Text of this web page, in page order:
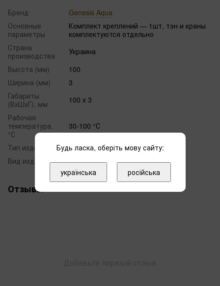
Бренд
Genesis Aqua
Основные
параметры
Комплект креплений — 1шт, тэн и краны
комплектуются отдельно
Страна
производства
Украина
Высота (мм)
100
Ширина (мм)
3
Габариты
(ВхШхГ), мм
100 х 3
Рабочая
температура,
°С
30-100 °С
Тип изделия
Водяной
Вид изделия
Лесенка
Отзывы
Будь ласка, оберіть мову сайту:
українська російська